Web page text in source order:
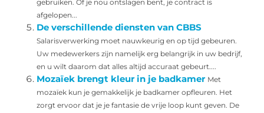
gebruiken. Of je nou ontslagen bent, je contract is
afgelopen...
De verschillende diensten van CBBS
Salarisverwerking moet nauwkeurig en op tijd gebeuren.
Uw medewerkers zijn namelijk erg belangrijk in uw bedrijf,
en u wilt daarom dat alles altijd accuraat gebeurt....
Mozaïek brengt kleur in je badkamer Met
mozaïek kun je gemakkelijk je badkamer opfleuren. Het
zorgt ervoor dat je je fantasie de vrije loop kunt geven. De